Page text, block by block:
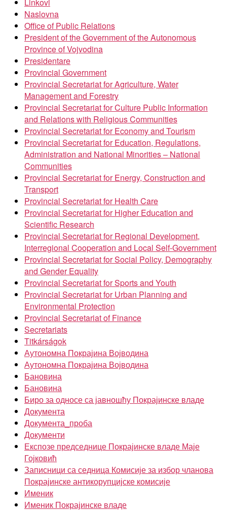
Naslovna
Office of Public Relations
President of the Government of the Autonomous
Province of Vojvodina
Presidentare
Provincial Government
Provincial Secretariat for Agriculture, Water
Management and Forestry
Provincial Secretariat for Culture Public Information
and Relations with Religious Communities
Provincial Secretariat for Economy and Tourism
Provincial Secretariat for Education, Regulations,
Administration and National Minorities – National
Communities
Provincial Secretariat for Energy, Construction and
Transport
Provincial Secretariat for Health Care
Provincial Secretariat for Higher Education and
Scientific Research
Provincial Secretariat for Regional Development,
Interregional Cooperation and Local Self-Government
Provincial Secretariat for Social Policy, Demography
and Gender Equality
Provincial Secretariat for Sports and Youth
Provincial Secretariat for Urban Planning and
Environmental Protection
Provincial Secretariat of Finance
Secretariats
Titkárságok
Аутономна Покрајина Војводина
Аутономна Покрајина Војводина
Бановина
Бановина
Биро за односе са јавношћу Покрајинске владе
Документа
Документа_проба
Документи
Експозе председнице Покрајинске владе Маје
Гојковић
Записници са седница Комисије за избор чланова
Покрајинске антикорупцијске комисије
Именик
Именик Покрајинске владе